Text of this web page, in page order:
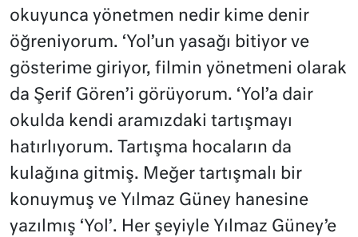
okuyunca yönetmen nedir kime denir
öğreniyorum. ‘Yol’un yasağı bitiyor ve
gösterime giriyor, filmin yönetmeni olarak
da Şerif Gören’i görüyorum. ‘Yol’a dair
okulda kendi aramızdaki tartışmayı
hatırlıyorum. Tartışma hocaların da
kulağına gitmiş. Meğer tartışmalı bir
konuymuş ve Yılmaz Güney hanesine
yazılmış ‘Yol’. Her şeyiyle Yılmaz Güney’e